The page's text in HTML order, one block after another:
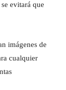
evitará que
imágenes de
cualquier